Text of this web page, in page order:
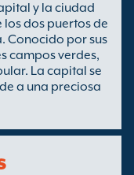
y la ciudad
los dos puertos de
Conocido por sus
campos verdes,
La capital se
a una preciosa